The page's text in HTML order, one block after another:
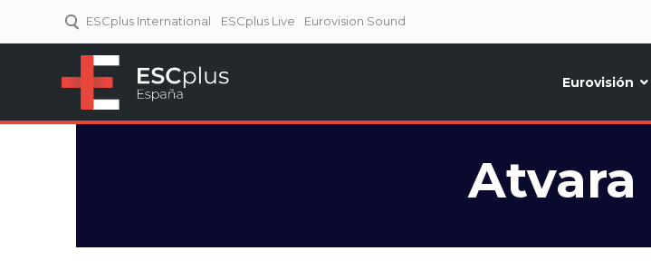
ESCplus International ESCplus Live Eurovision Sound
Eurovisión
Atvara